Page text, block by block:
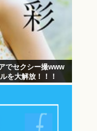
でセクシー撮www
を大解放！！！